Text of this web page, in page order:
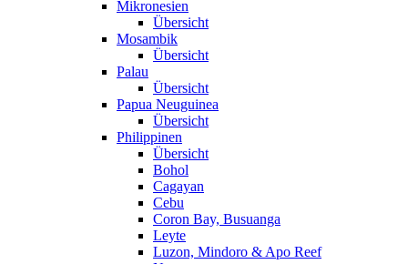
Mikronesien
Übersicht
Mosambik
Übersicht
Palau
Übersicht
Papua Neuguinea
Übersicht
Philippinen
Übersicht
Bohol
Cagayan
Cebu
Coron Bay, Busuanga
Leyte
Luzon, Mindoro & Apo Reef